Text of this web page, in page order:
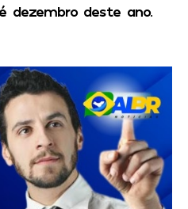
dezembro deste ano.